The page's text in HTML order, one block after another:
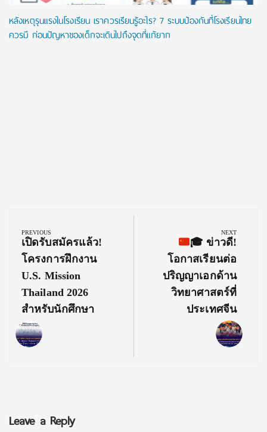
หลังเหตุรุนแรงในโรงเรียน เราควรเรียนรู้อะไร? 7 ระบบป้องกันที่โรงเรียนไทย
ควรมี ก่อนปัญหาของเด็กจะเดินไปถึงจุดที่แก้ยาก
navigation
PREVIOUS
Previous
Post:
เปิดรับสมัครแล้ว!
โครงการฝึกงาน
U.S. Mission
Thailand 2026
สำหรับนักศึกษา
NEXT
Next
Post:
🎓 ข่าวดี!
โอกาสเรียนต่อ
ปริญญาเอกด้าน
วิทยาศาสตร์ที่
ประเทศจีน
Leave a Reply